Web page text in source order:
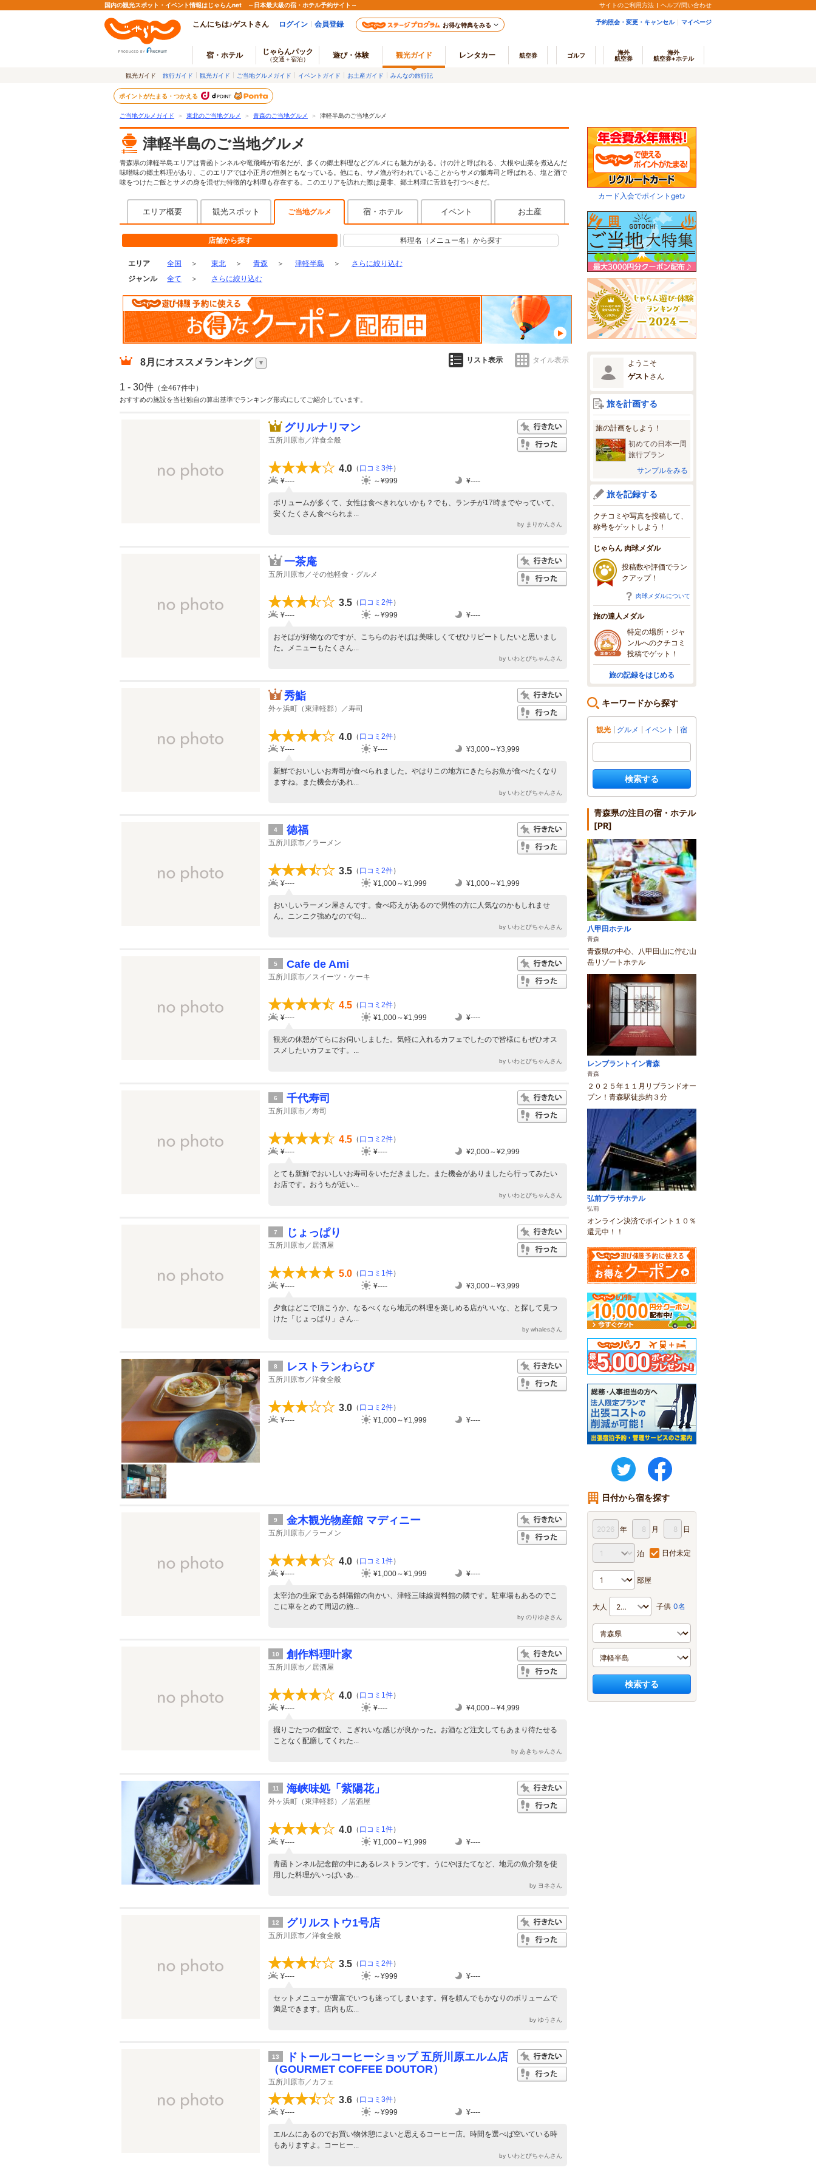
国内の観光スポット・イベント情報はじゃらんnet ～日本最大級の宿・ホテル予約サイト～ サイトのご利用方法 ヘルプ/問い合わせ
こんにちは♪ゲストさん ログイン 会員登録 お得な特典をみる 予約照会・変更・キャンセル マイページ
宿・ホテル じゃらんパック
（交通＋宿泊） 遊び・体験 観光ガイド レンタカー 航空券 ゴルフ
海外
航空券
海外
航空券+ホテル
観光ガイド 旅行ガイド 観光ガイド ご当地グルメガイド イベントガイド お土産ガイド みんなの旅行記
ポイントがたまる・つかえる
ご当地グルメガイド ＞ 東北のご当地グルメ ＞ 青森のご当地グルメ ＞ 津軽半島のご当地グルメ
津軽半島のご当地グルメ
青森県の津軽半島エリアは青函トンネルや竜飛崎が有名だが、多くの郷土料理などグルメにも魅力がある。けの汁と呼ばれる、大根や山菜を煮込んだ
味噌味の郷土料理があり、このエリアでは小正月の恒例ともなっている。他にも、サメ漁が行われていることからサメの飯寿司と呼ばれる、塩と酒で
味をつけたご飯とサメの身を混ぜた特徴的な料理も存在する。このエリアを訪れた際は是非、郷土料理に舌鼓を打つべきだ。
エリア概要 観光スポット ご当地グルメ 宿・ホテル イベント お土産
店舗から探す 料理名（メニュー名）から探す
エリア 全国 ＞ 東北 ＞ 青森 ＞ 津軽半島 ＞
さらに絞り込む
ジャンル
全て ＞ さらに絞り込む
8月 にオススメランキング リスト表示 タイル表示
1 - 30件 （全467件中）
おすすめの施設を当社独自の算出基準でランキング形式にしてご紹介しています。
グリルナリマン
五所川原市／洋食全般
4.0 （ 口コミ3件）
¥----
～¥999 ¥----
ボリュームが多くて、女性は食べきれないかも？でも、ランチが17時までやっていて、
安くたくさん食べられま...
by まりかんさん
一茶庵
五所川原市／その他軽食・グルメ
3.5 （ 口コミ2件）
¥----
～¥999 ¥----
おそばが好物なのですが、こちらのおそばは美味しくてぜひリピートしたいと思いまし
た。メニューもたくさん...
by いわとびちゃんさん
秀鮨
外ヶ浜町（東津軽郡）／寿司
4.0 （ 口コミ2件）
¥----
¥---- ¥3,000～¥3,999
新鮮でおいしいお寿司が食べられました。やはりこの地方にきたらお魚が食べたくなり
ますね。また機会があれ...
by いわとびちゃんさん
4 徳福
五所川原市／ラーメン
3.5 （ 口コミ2件）
¥----
¥1,000～¥1,999 ¥1,000～¥1,999
おいしいラーメン屋さんです。食べ応えがあるので男性の方に人気なのかもしれませ
ん。ニンニク強めなので匂...
by いわとびちゃんさん
5 Cafe de Ami
五所川原市／スイーツ・ケーキ
4.5 （ 口コミ2件）
¥----
¥1,000～¥1,999 ¥----
観光の休憩がてらにお伺いしました。気軽に入れるカフェでしたので皆様にもぜひオス
スメしたいカフェです。...
by いわとびちゃんさん
6 千代寿司
五所川原市／寿司
4.5 （ 口コミ2件）
¥----
¥---- ¥2,000～¥2,999
とても新鮮でおいしいお寿司をいただきました。また機会がありましたら行ってみたい
お店です。おうちが近い...
by いわとびちゃんさん
7 じょっぱり
五所川原市／居酒屋
5.0 （ 口コミ1件）
¥----
¥---- ¥3,000～¥3,999
夕食はどこで頂こうか、なるべくなら地元の料理を楽しめる店がいいな、と探して見つ
けた「じょっぱり」さん...
by whalesさん
8 レストランわらび
五所川原市／洋食全般
3.0 （ 口コミ2件）
¥----
¥1,000～¥1,999 ¥----
9 金木観光物産館 マディニー
五所川原市／ラーメン
4.0 （ 口コミ1件）
¥----
¥1,000～¥1,999 ¥----
太宰治の生家である斜陽館の向かい、津軽三味線資料館の隣です。駐車場もあるのでこ
こに車をとめて周辺の施...
by のりゆきさん
10 創作料理叶家
五所川原市／居酒屋
4.0 （ 口コミ1件）
¥----
¥---- ¥4,000～¥4,999
掘りごたつの個室で、こぎれいな感じが良かった。お酒など注文してもあまり待たせる
ことなく配膳してくれた...
by あきちゃんさん
11 海峡味処「紫陽花」
外ヶ浜町（東津軽郡）／居酒屋
4.0 （ 口コミ1件）
¥----
¥1,000～¥1,999 ¥----
青函トンネル記念館の中にあるレストランです。うにやほたてなど、地元の魚介類を使
用した料理がいっぱいあ...
by ヨネさん
12 グリルストウ1号店
五所川原市／洋食全般
3.5 （ 口コミ2件）
¥----
～¥999 ¥----
セットメニューが豊富でいつも迷ってしまいます。何を頼んでもかなりのボリュームで
満足できます。店内も広...
by ゆうさん
13
ドトールコーヒーショップ 五所川原エルム店
（GOURMET COFFEE DOUTOR）
五所川原市／カフェ
3.6 （ 口コミ3件）
¥----
～¥999 ¥----
エルムにあるのでお買い物休憩によいと思えるコーヒー店。時間を選べば空いている時
もありますよ。コーヒー...
by いわとびちゃんさん
カード入会でポイントget♪
ようこそ
ゲスト さん
旅を計画する
旅の計画をしよう！
初めての日本一周
旅行プラン
サンプルをみる
旅を記録する
クチコミや写真を投稿して、
称号をゲットしよう！
じゃらん 肉球メダル
投稿数や評価でラン
クアップ！
肉球メダルについて
旅の達人メダル
特定の場所・ジャ
ンルへのクチコミ
投稿でゲット！
旅の記録をはじめる
キーワードから探す
観光 グルメ イベント 宿
検索する
青森県の注目の宿・ホテル
[PR]
八甲田ホテル
青森
青森県の中心、八甲田山に佇む山
岳リゾートホテル
レンブラントイン青森
青森
２０２５年１１月リブランドオー
プン！青森駅徒歩約３分
弘前プラザホテル
弘前
オンライン決済でポイント１０％
還元中！！
twitter
日付から宿を探す
年 月 日
泊 日付未定
部屋
大人 子供 0名
検索する